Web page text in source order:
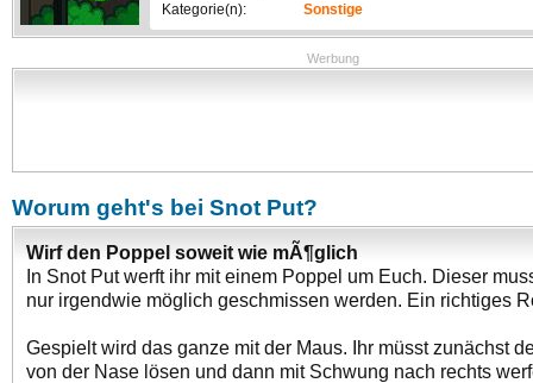
Kategorie(n):
Sonstige
Werbung
Worum geht's bei Snot Put?
Wirf den Poppel soweit wie mÃ¶glich
In Snot Put werft ihr mit einem Poppel um Euch. Dieser
nur irgendwie möglich geschmissen werden. Ein richtiges
Gespielt wird das ganze mit der Maus. Ihr müsst zunächst
von der Nase lösen und dann mit Schwung nach rechts